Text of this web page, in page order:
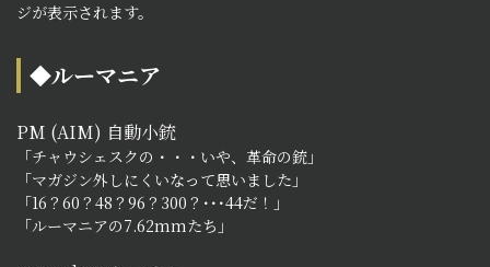
ジが表示されます。
◆ルーマニア
PM (AIM) 自動小銃
「チャウシェスクの・・・いや、革命の銃」
「マガジン外しにくいなって思いました」
「16？60？48？96？300？･･･44だ！」
「ルーマニアの7.62mmたち」